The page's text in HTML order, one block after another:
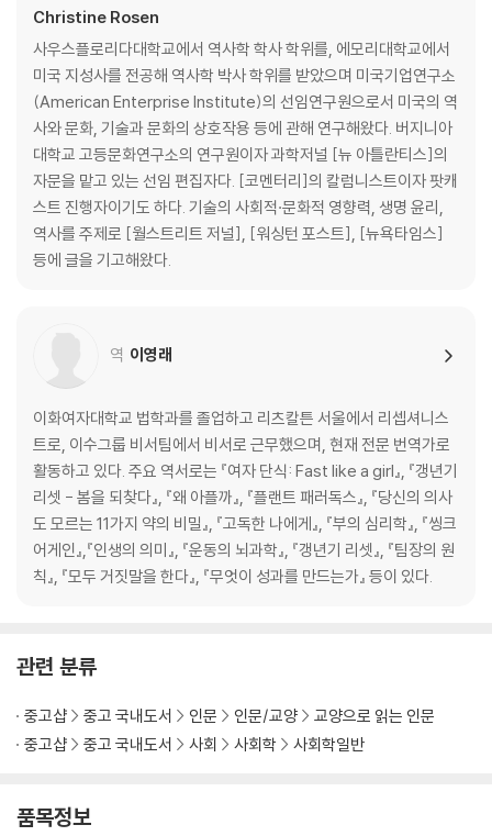
4장 기다림과 지루함의 기능
디즈니월드에서 배운 줄 서기의 논리 | 성급하게 화가 난 사람들 | 지루함
을 없앤 대가 | 인내의 열매 | 회전 극장에서
5장 감정 길들이기
인간이라는 감정적 존재 | 우리 내부의, 숨겨진, 우리 자신 | 여섯 번째 감각
| 감정 아웃소싱의 결과
대체된 섹스 | 미식 없는 식사, 현장 없는 경기 | 다시 도래한 쾌락주의 | 사
진 안에 박제된 경험 | 대체 불가능한 쾌락
7장 소멸하는 장소, 개인화된 공간
장소가 뿌리뽑힌 사회 | 공간의 규칙 | 연결되지 않은 사람들 | 우리는 같이
있지 않다 | 우리가 서 있는 곳은 어딘가
에필로그 이 혼란에 저항하라
Christine Rosen
사우스플로리다대학교에서 역사학 학사 학위를, 에모리대학교에서
미국 지성사를 전공해 역사학 박사 학위를 받았으며 미국기업연구소
(American Enterprise Institute)의 선임연구원으로서 미국의 역
사와 문화, 기술과 문화의 상호작용 등에 관해 연구해왔다. 버지니아
대학교 고등문화연구소의 연구원이자 과학저널 [뉴 아틀란티스]의
자문을 맡고 있는 선임 편집자다. [코멘터리]의 칼럼니스트이자 팟캐
스트 진행자이기도 하다. 기술의 사회적·문화적 영향력, 생명 윤리,
역사를 주제로 [월스트리트 저널], [워싱턴 포스트], [뉴욕타임스]
등에 글을 기고해왔다.
역 이영래
이화여자대학교 법학과를 졸업하고 리츠칼튼 서울에서 리셉셔니스
트로, 이수그룹 비서팀에서 비서로 근무했으며, 현재 전문 번역가로
활동하고 있다. 주요 역서로는 『여자 단식: Fast like a girl』, 『갱년기
리셋 - 봄을 되찾다』, 『왜 아플까』, 『플랜트 패러독스』, 『당신의 의사
도 모르는 11가지 약의 비밀』, 『고독한 나에게』, 『부의 심리학』, 『씽크
어게인』,『인생의 의미』, 『운동의 뇌과학』, 『갱년기 리셋』, 『팀장의 원
칙』, 『모두 거짓말을 한다』, 『무엇이 성과를 만드는가』 등이 있다.
관련 분류
중고샵 중고 국내도서 인문 인문/교양
교양으로 읽는 인문
중고샵
중고 국내도서 사회 사회학 사회학일반
품목정보